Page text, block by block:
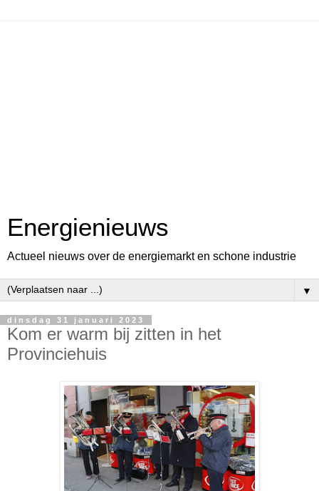
Energienieuws
Actueel nieuws over de energiemarkt en schone industrie
▼
dinsdag 31 januari 2023
Kom er warm bij zitten in het
Provinciehuis